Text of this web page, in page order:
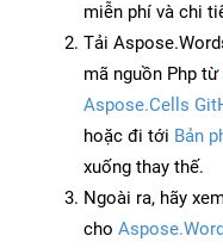
miễn phí và chi
Tải
mã nguồn Php từ
Aspose.Cells
hoặc đi tới Bản
xuống thay thế.
Ngoài ra, hãy
cho